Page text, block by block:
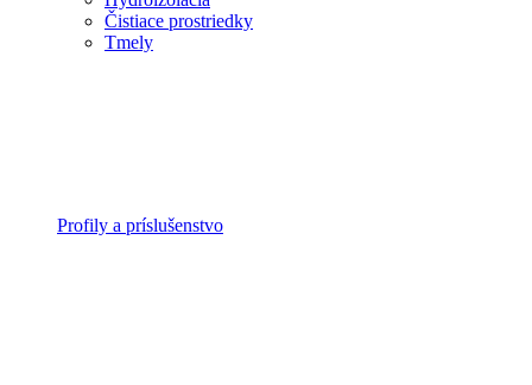
Čistiace prostriedky
Tmely
Profily a príslušenstvo